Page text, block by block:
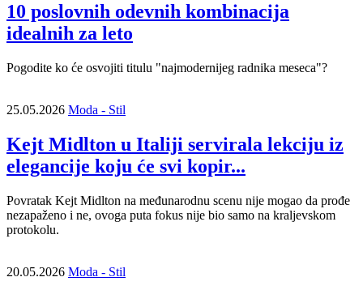
10 poslovnih odevnih kombinacija
idealnih za leto
Pogodite ko će osvojiti titulu "najmodernijeg radnika meseca"?
25.05.2026 Moda - Stil
Kejt Midlton u Italiji servirala lekciju iz
elegancije koju će svi kopir...
Povratak Kejt Midlton na međunarodnu scenu nije mogao da prođe
nezapaženo i ne, ovoga puta fokus nije bio samo na kraljevskom
protokolu.
20.05.2026 Moda - Stil